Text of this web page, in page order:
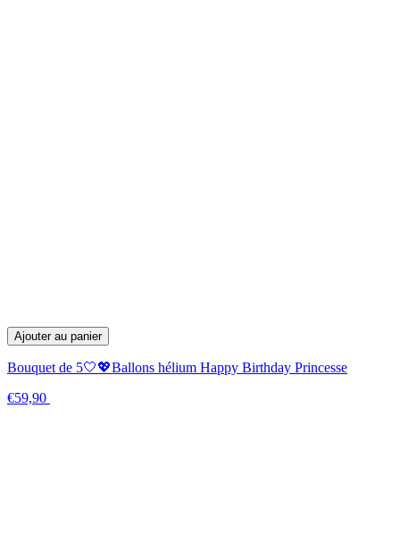
Ajouter au panier
Bouquet de 5🤍💖Ballons hélium Happy Birthday Princesse
€59,90